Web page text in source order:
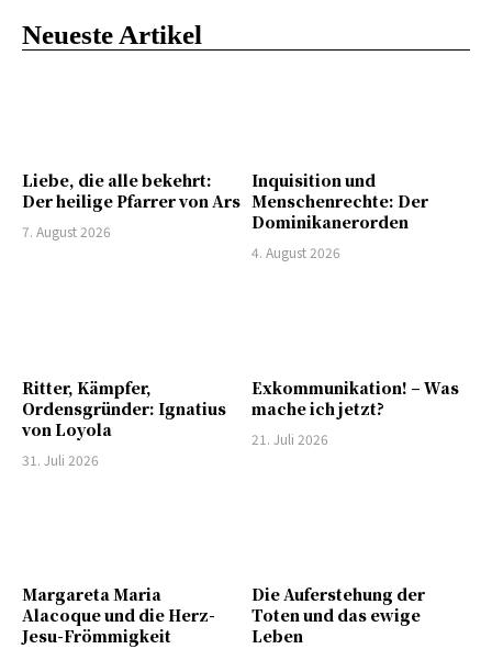
Neueste Artikel
Liebe, die alle bekehrt:
Der heilige Pfarrer von Ars
7. August 2026
Inquisition und
Menschenrechte: Der
Dominikanerorden
4. August 2026
Ritter, Kämpfer,
Ordensgründer: Ignatius
von Loyola
31. Juli 2026
Exkommunikation! – Was
mache ich jetzt?
21. Juli 2026
Margareta Maria
Alacoque und die Herz-
Jesu-Frömmigkeit
Die Auferstehung der
Toten und das ewige
Leben